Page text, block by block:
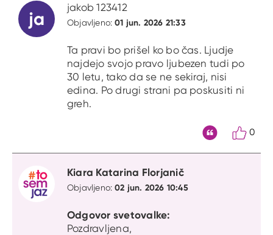
ja
jakob 123412
Objavljeno:01 jun. 2026 21:33
Ta pravi bo prišel ko bo čas. Ljudje
najdejo svojo pravo ljubezen tudi po
30 letu, tako da se ne sekiraj, nisi
edina. Po drugi strani pa poskusiti ni
greh.
0
Kiara Katarina Florjanič
Objavljeno:02 jun. 2026 10:45
Odgovor svetovalke:
Pozdravljena,